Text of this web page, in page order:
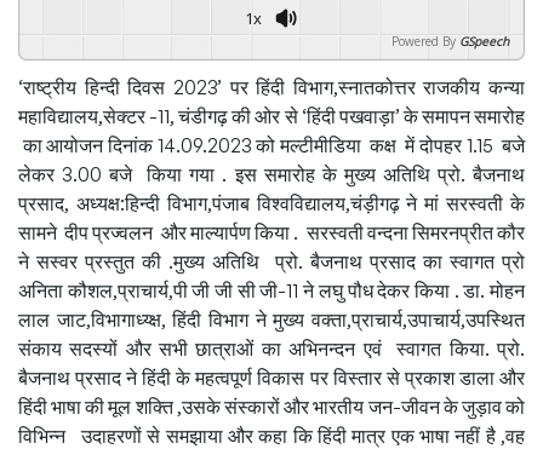
1x
Powered By GSpeech
‘राष्ट्रीय हिन्दी दिवस 2023’ पर हिंदी विभाग,स्नातकोत्तर राजकीय कन्या
महाविद्यालय,सेक्टर -11, चंडीगढ़ की ओर से ‘हिंदी पखवाड़ा’ के समापन समारोह
का आयोजन दिनांक 14.09.2023 को मल्टीमीडिया कक्ष में दोपहर 1.15 बजे
लेकर 3.00 बजे किया गया . इस समारोह के मुख्य अतिथि प्रो. बैजनाथ
प्रसाद, अध्यक्ष:हिन्दी विभाग,पंजाब विश्वविद्यालय,चंड़ीगढ़ ने मां सरस्वती के
सामने दीप प्रज्वलन और माल्यार्पण किया . सरस्वती वन्दना सिमरनप्रीत कौर
ने सस्वर प्रस्तुत की .मुख्य अतिथि प्रो. बैजनाथ प्रसाद का स्वागत प्रो
अनिता कौशल,प्राचार्य,पी जी जी सी जी-11 ने लघु पौध देकर किया . डा. मोहन
लाल जाट,विभागाध्य्क्ष, हिंदी विभाग ने मुख्य वक्ता,प्राचार्य,उपाचार्य,उपस्थित
संकाय सदस्यों और सभी छात्राओं का अभिनन्दन एवं स्वागत किया. प्रो.
बैजनाथ प्रसाद ने हिंदी के महत्वपूर्ण विकास पर विस्तार से प्रकाश डाला और
हिंदी भाषा की मूल शक्ति ,उसके संस्कारों और भारतीय जन-जीवन के जुड़ाव को
विभिन्न उदाहरणों से समझाया और कहा कि हिंदी मात्र एक भाषा नहीं है ,वह